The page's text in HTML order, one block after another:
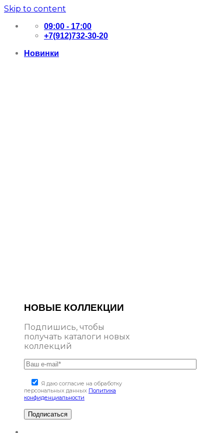
Skip to content
09:00 - 17:00
+7(912)732-30-20
Новинки
НОВЫЕ КОЛЛЕКЦИИ
Подпишись, чтобы
получать каталоги новых
коллекций
Я даю согласие на обработку
персональных данных Политика
конфиденциальности